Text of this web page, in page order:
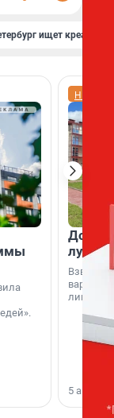
ищет креатив
Дом
лучше
лишнего
5